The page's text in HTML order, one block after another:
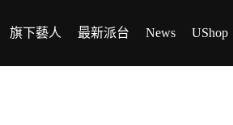
旗下藝人 最新派台 News UShop